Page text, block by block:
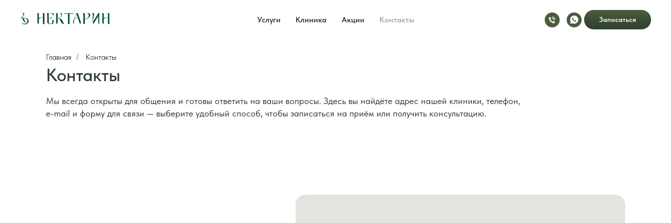
Услуги Клиника Акции Контакты Записаться
Главная / Контакты
Контакты
Мы всегда открыты для общения и готовы ответить на ваши вопросы. Здесь вы найдёте адрес нашей клиники, телефон,
e-mail и форму для связи — выберите удобный способ, чтобы записаться на приём или получить консультацию.